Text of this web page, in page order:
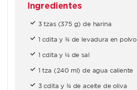
Ingredientes
3 tzas (375 g) de harina
1 cdita y ¾ de levadura en polvo
1 cdita y ¼ de sal
1 tza (240 ml) de agua caliente
3 cdita y ¾ de aceite de oliva